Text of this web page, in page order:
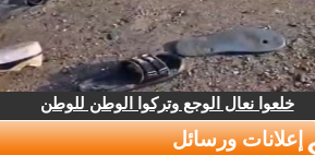
خلعوا نعال الوجع وتركوا الوطن للوطن
إعلانات ورسائل